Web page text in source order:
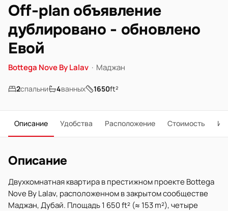
Off-plan объявление
дублировано - обновлено
Евой
Bottega Nove By Lalav · Маджан
2спальни 4ванных 1650ft²
Описание Удобства Расположение Стоимость
Описание
Двухкомнатная квартира в престижном проекте Bottega
Nove By Lalav, расположенном в закрытом сообществе
Маджан, Дубай. Площадь 1 650 ft² (≈ 153 m²), четыре